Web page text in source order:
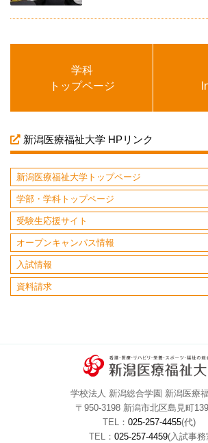
学科
トップページ
新潟医療福祉大学 HPリンク
新潟医療福祉大学トップページ
学部・学科トップページ
受験生応援サイト
オープンキャンパス情報
入試情報
資料請求
学校法人 新潟総合学園 新潟医療
〒950-3198 新潟市北区島見町
TEL： 025-257-4455(代)
TEL： 025-257-4459(入試事務